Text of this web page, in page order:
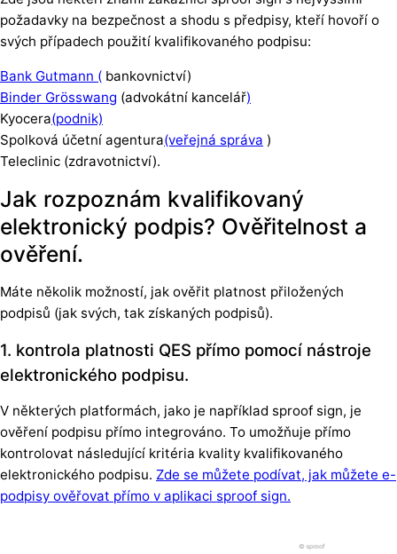
požadavky na bezpečnost a shodu s předpisy, kteří hovoří o
svých případech použití kvalifikovaného podpisu:
Bank Gutmann ( bankovnictví)
Binder Grösswang (advokátní kancelář)
Kyocera(podnik)
Spolková účetní agentura(veřejná správa )
Teleclinic (zdravotnictví).
Jak rozpoznám kvalifikovaný
elektronický podpis? Ověřitelnost a
ověření.
Máte několik možností, jak ověřit platnost přiložených
podpisů (jak svých, tak získaných podpisů).
1. kontrola platnosti QES přímo pomocí nástroje
elektronického podpisu.
V některých platformách, jako je například sproof sign, je
ověření podpisu přímo integrováno. To umožňuje přímo
kontrolovat následující kritéria kvality kvalifikovaného
elektronického podpisu. Zde se můžete podívat, jak můžete e-
podpisy ověřovat přímo v aplikaci sproof sign.